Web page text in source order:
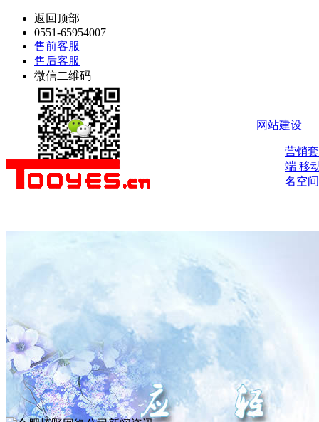
返回顶部
0551-65954007
售前客服
售后客服
微信二维码
网站建设
营销
端 移
名空